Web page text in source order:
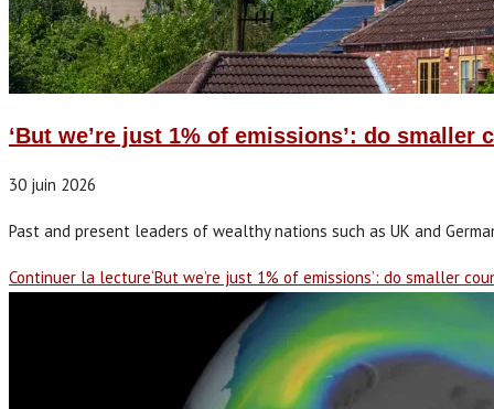
‘But we’re just 1% of emissions’: do
30 juin 2026
Past and present leaders of wealthy nations such as UK and
Continuer la lecture‘But we’re just 1% of emissions’: do smaller